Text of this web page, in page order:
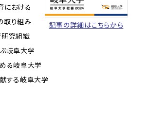
記事の詳細はこちらから
おける
取り組み
究組織
阜大学
岐阜大学
する岐阜大学